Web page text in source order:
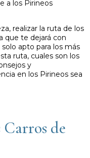
a los Pirineos
realizar la ruta de los
que te dejará con
apto para los más
ruta, cuales son los
y
en los Pirineos sea
Carros de